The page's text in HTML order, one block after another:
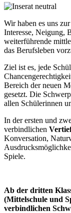
Wir haben es uns
Interesse, Neigung,
weiterführende
das Berufsleben
Ziel ist es, jede
Bereich der neuen
gesetzt. Die
allen Schülerinnen
In der ersten und
verbindlichen
Konversation,
Spiele.
Ab der dritten
(Mittelschule und
verbindlichen